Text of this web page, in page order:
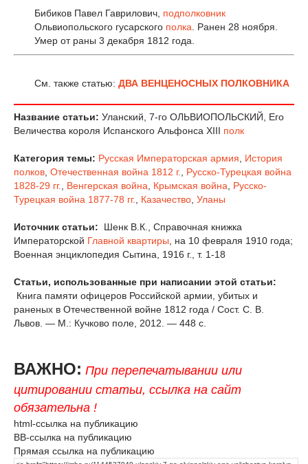
Бибиков Павел Гаврилович, подполковник
Ольвиопольского гусарского полка. Ранен 28 ноября.
Умер от раны 3 декабря 1812 года.
См. также статью: ДВА ВЕНЦЕНОСНЫХ ПОЛКОВНИКА
Название статьи: Уланский, 7-го ОЛЬВИОПОЛЬСКИЙ, Его
Величества короля Испанского Альфонса XIII полк
Категория темы: Русская Императорская армия
История
полков Отечественная война 1812 г.
Русско-Турецкая война
1828-29 гг.
Венгерская война Крымская война
Русско-
Турецкая война 1877-78 гг.
Казачество Уланы
Источник статьи:
Шенк В.К., Справочная книжка
Императорской Главной квартиры , на 10 февраля 1910 года;
Военная энциклопедия Сытина, 1916 г., т. 1-18
Статьи, использованные при написании этой статьи:
Книга памяти офицеров Российской армии, убитых и
раненых в Отечественной войне 1812 года / Сост. С. В.
Львов. — М.: Кучково поле, 2012. — 448 с.
ВАЖНО: При перепечатывании или
цитировании статьи, ссылка на сайт
обязательна !
html-ссылка на публикацию
BB-ссылка на публикацию
Прямая ссылка на публикацию